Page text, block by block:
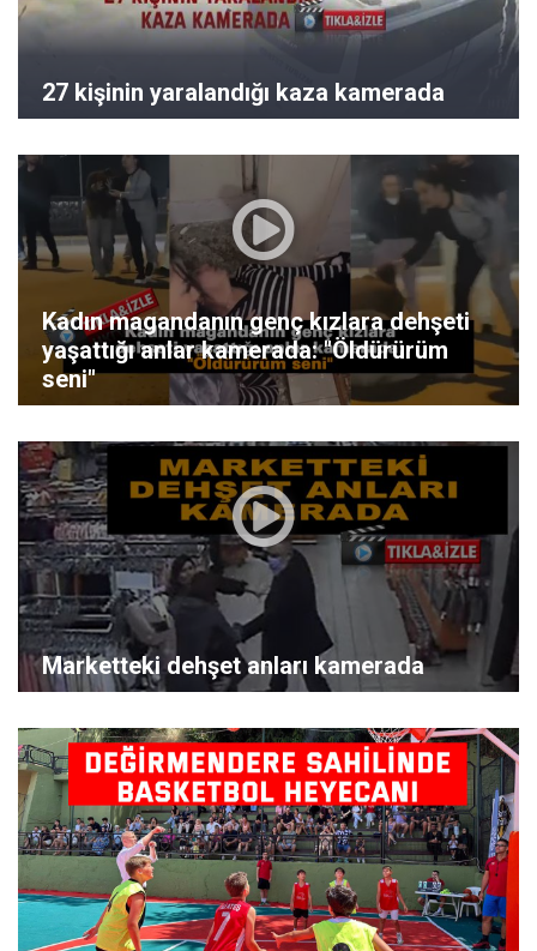
27 kişinin yaralandığı kaza kamerada
Kadın magandanın genç kızlara dehşeti
yaşattığı anlar kamerada: "Öldürürüm
seni"
Marketteki dehşet anları kamerada